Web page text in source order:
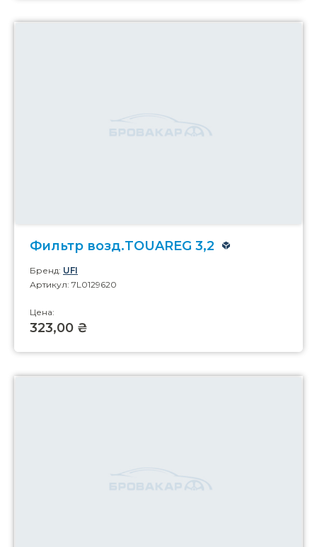
Фильтр возд.TOUAREG 3,2
Бренд: UFI
Артикул: 7L0129620
Цена:
323,00 ₴